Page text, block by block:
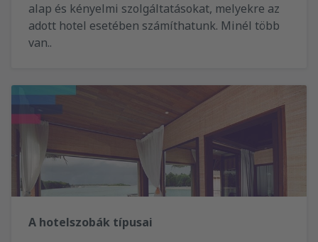
alap és kényelmi szolgáltatásokat, melyekre az
adott hotel esetében számíthatunk. Minél több
van..
A hotelszobák típusai